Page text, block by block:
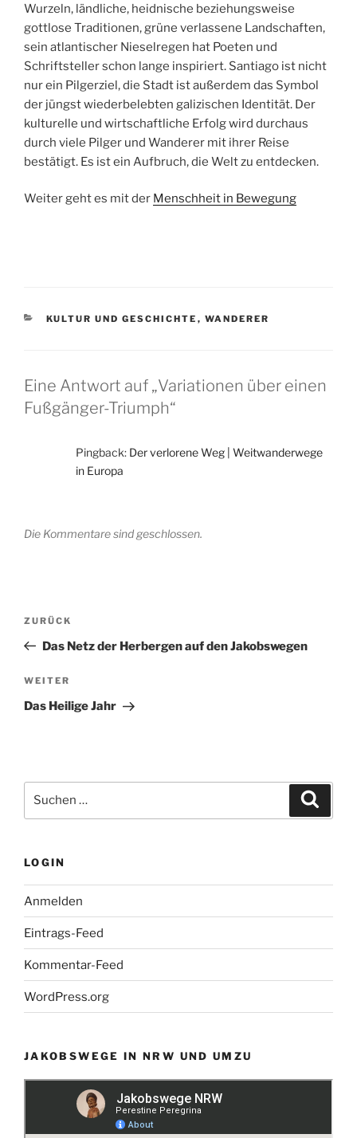
Wurzeln, ländliche, heidnische beziehungsweise
gottlose Traditionen, grüne verlassene Landschaften,
sein atlantischer Nieselregen hat Poeten und
Schriftsteller schon lange inspiriert. Santiago ist nicht
nur ein Pilgerziel, die Stadt ist außerdem das Symbol
der jüngst wiederbelebten galizischen Identität. Der
kulturelle und wirtschaftliche Erfolg wird durchaus
durch viele Pilger und Wanderer mit ihrer Reise
bestätigt. Es ist ein Aufbruch, die Welt zu entdecken.
Weiter geht es mit der Menschheit in Bewegung
KATEGORIEN
KULTUR UND GESCHICHTE , WANDERER
Eine Antwort auf „Variationen über einen
Fußgänger-Triumph“
Pingback: Der verlorene Weg | Weitwanderwege
in Europa
Die Kommentare sind geschlossen.
Beitragsnavigation
Vorheriger
Beitrag
ZURÜCK
Das Netz der Herbergen auf den Jakobswegen
Nächster
Beitrag
WEITER
Das Heilige Jahr
nach:
LOGIN
Anmelden
Eintrags-Feed
Kommentar-Feed
WordPress.org
JAKOBSWEGE IN NRW UND UMZU